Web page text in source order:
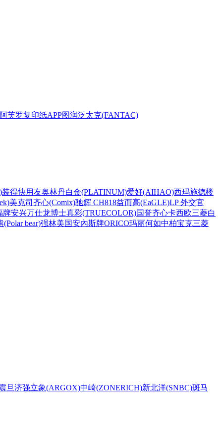
阿芙罗复印纸APP图润泛太克(FANTAC)
装得快用友奥林丹白金(PLATINUM)爱好(AIHAO)西玛施德楼
美克司 齐心(Comix)驰辉 CH818益而高(EaGLE)LP 外交官
牌安兴万仕龙博士真彩(TRUECOLOR)国誉齐心卡西欧三菱白
(Polar bear)强林美国安內斯牌ORICO玛丽何如中柏宝克三菱
旦济强立象(ARGOX)中崎(ZONERICH)新北洋(SNBC)斑马